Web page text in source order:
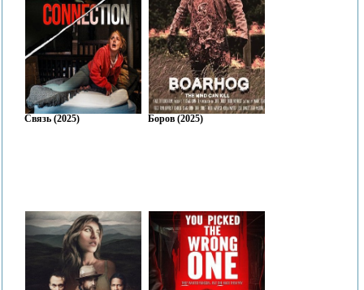
Связь (2025) Боров (2025)